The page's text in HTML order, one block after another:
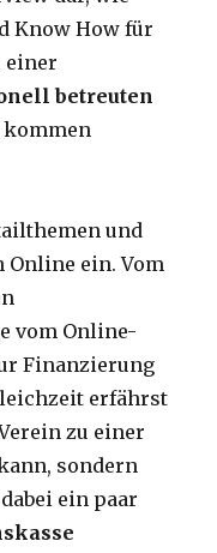
Know How für
einer
betreuten
kommen
und
Online ein. Vom
vom Online-
Finanzierung
erfährst
zu einer
sondern
ein paar